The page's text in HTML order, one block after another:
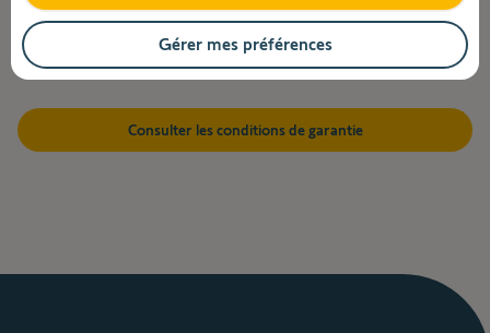
nos services nous permet d'améliorer en permanence
l'expérience que nous offrons.
Consulter les conditions de garantie
Gérer mes préférences